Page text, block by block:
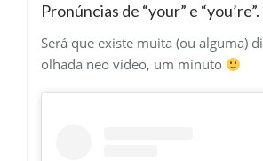
Pronúncias de “your” e “you’re”.
Será que existe muita (ou alguma)
olhada neo vídeo, um minuto